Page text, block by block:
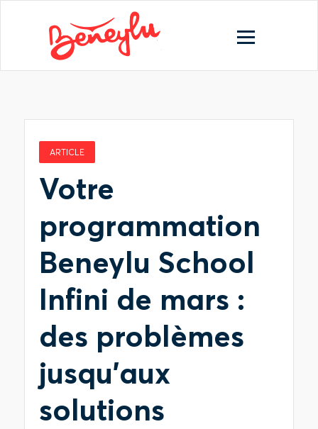
ARTICLE
Votre
programmation
Beneylu School
Infini de mars :
des problèmes
jusqu’aux
solutions